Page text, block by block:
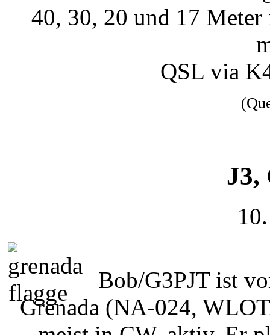
40, 30, 20 und 17
QSL via
J3,
Bob/G3PJT ist
Grenada (NA-024,